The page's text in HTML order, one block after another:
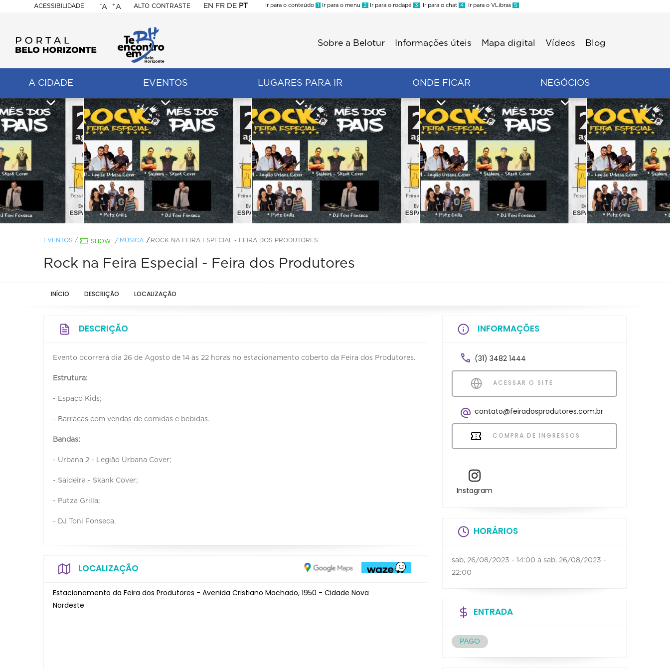
ACESSIBILIDADE
BELO
HORIZONTE
-A +A ALTO CONTRASTE EN FR DE PT
Ir para o conteúdo 1 Ir para o menu 2 Ir para o rodapé 3 Ir para o chat 4 Ir para o VLibras 5
Sobre a Belotur Informações úteis Mapa digital Vídeos Blog
A CIDADE EVENTOS LUGARES PARA IR ONDE FICAR NEGÓCIOS
EVENTOS / SHOW / MÚSICA ROCK NA FEIRA ESPECIAL - FEIRA DOS PRODUTORES
Rock na Feira Especial - Feira dos Produtores
INÍCIO DESCRIÇÃO LOCALIZAÇÃO
DESCRIÇÃO
Evento ocorrerá dia 26 de Agosto de 14 às 22 horas no estacionamento coberto da Feira dos Produtores.
Estrutura:
- Espaço Kids;
- Barracas com vendas de comidas e bebidas.
Bandas:
- Urbana 2 - Legião Urbana Cover;
- Saideira - Skank Cover;
- Putza Grilla;
- DJ Toni Fonseca.
LOCALIZAÇÃO
Estacionamento da Feira dos Produtores - Avenida Cristiano Machado, 1950 - Cidade Nova
Nordeste
INFORMAÇÕES
(31) 3482 1444
ACESSAR O SITE
contato@feiradosprodutores.com.br
COMPRA DE INGRESSOS
Instagram
HORÁRIOS
sab, 26/08/2023 - 14:00 a sab, 26/08/2023 -
22:00
ENTRADA
PAGO